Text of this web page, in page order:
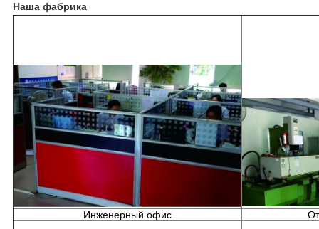
Наша фабрика
Инженерный офис